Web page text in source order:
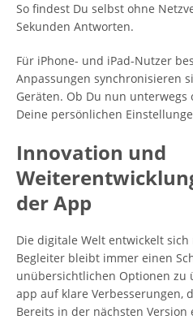
So findest Du selbst ohne
Sekunden Antworten.
Für iPhone- und iPad-Nutzer
Anpassungen synchronisieren
Geräten. Ob Du nun unterwegs
Deine persönlichen
Innovation und
der App
Die digitale Welt entwickelt
Begleiter bleibt immer einen
unübersichtlichen Optionen zu
app auf klare Verbesserungen,
Bereits in der nächsten Version